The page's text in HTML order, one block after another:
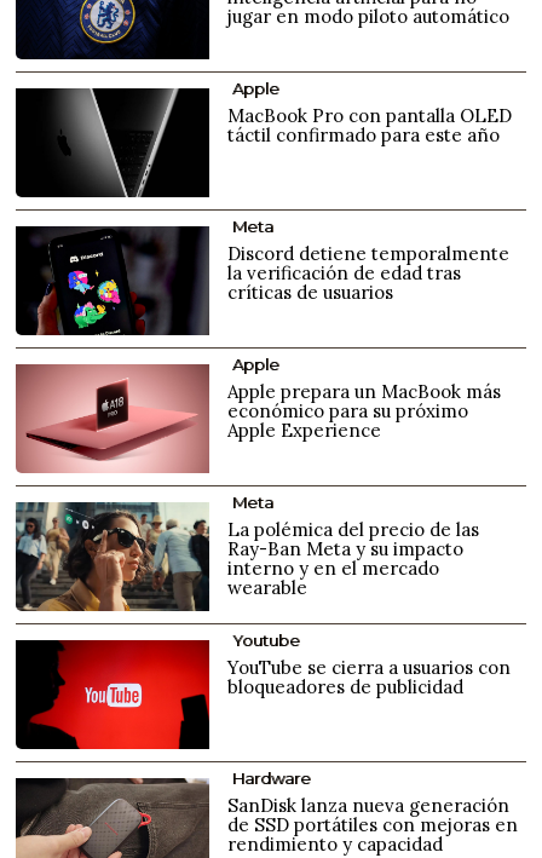
jugar en modo piloto automático
Apple
MacBook Pro con pantalla OLED
táctil confirmado para este año
Meta
Discord detiene temporalmente
la verificación de edad tras
críticas de usuarios
Apple
Apple prepara un MacBook más
económico para su próximo
Apple Experience
Meta
La polémica del precio de las
Ray-Ban Meta y su impacto
interno y en el mercado
wearable
Youtube
YouTube se cierra a usuarios con
bloqueadores de publicidad
Hardware
SanDisk lanza nueva generación
de SSD portátiles con mejoras en
rendimiento y capacidad